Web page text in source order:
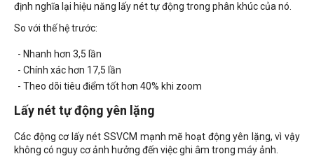
định nghĩa lại hiệu năng lấy nét tự động trong phân khúc của nó.
So với thế hệ trước:
- Nhanh hơn 3,5 lần
- Chính xác hơn 17,5 lần
- Theo dõi tiêu điểm tốt hơn 40% khi zoom
Lấy nét tự động yên lặng
Các động cơ lấy nét SSVCM mạnh mẽ hoạt động yên lặng, vì vậy
không có nguy cơ ảnh hưởng đến việc ghi âm trong máy ảnh.